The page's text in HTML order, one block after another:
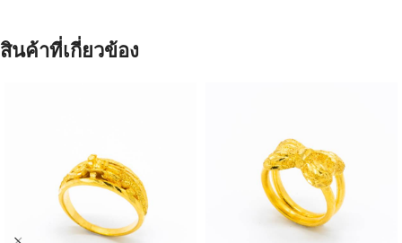
สินค้าที่เกี่ยวข้อง